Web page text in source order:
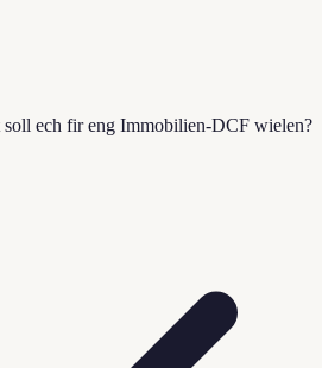
ech fir eng Immobilien-DCF wielen?